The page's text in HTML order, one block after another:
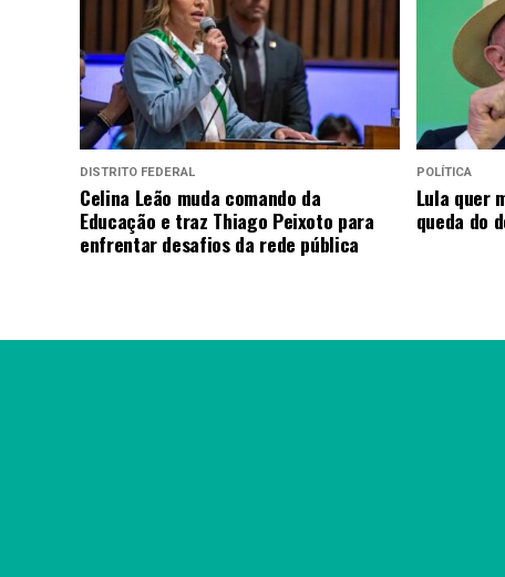
DISTRITO FEDERAL
Celina Leão muda comando da
Educação e traz Thiago Peixoto para
enfrentar desafios da rede pública
POLÍTICA
Lula quer
queda do